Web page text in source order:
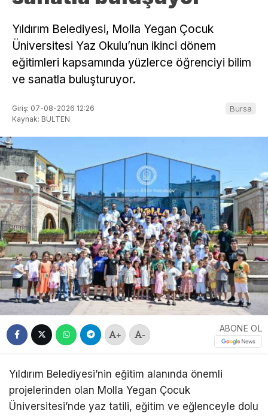
Yıldırım Belediyesi, Molla Yegan Çocuk
Üniversitesi Yaz Okulu’nun ikinci dönem
eğitimleri kapsamında yüzlerce öğrenciyi bilim
ve sanatla buluşturuyor.
Giriş: 07-08-2026 12:26
Kaynak: BULTEN
Bursa
+ -
ABONE OL
Yıldırım Belediyesi’nin eğitim alanında önemli
projelerinden olan Molla Yegan Çocuk
Üniversitesi’nde yaz tatili, eğitim ve eğlenceyle dolu